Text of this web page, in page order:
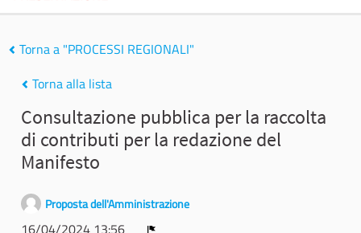
Torna a "PROCESSI REGIONALI"
Torna alla lista
Consultazione pubblica per la raccolta
di contributi per la redazione del
Manifesto
Proposta dell'Amministrazione
16/04/2024 13:56